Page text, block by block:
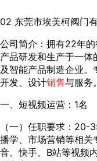
02 东莞市埃美柯阀门
公司简介：拥有22年
产品研发和生产于一
及智能产品制造企业
开发、设计销售与服务。
一、短视频运营：1名
（一）任职要求：20-
播学、市场营销等相
音、快手、B站等视频